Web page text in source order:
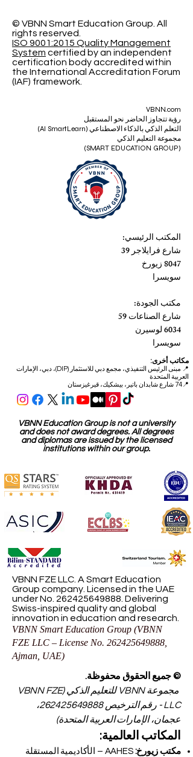
© VBNN Smart Education Group. All
rights reserved.
ISO 9001:2015 Quality Management
System certified by an independent
certification body accredited within
the International Accreditation Forum
(IAF) framework.
VBNN.com
رؤية تتجاوز الحاضر نحو المستقبل
التعلم الذكي بالذكاء الاصطناعي (AI SmartLearn)
مجموعة التعليم الذكي
(SMART EDUCATION GROUP)
المكتب الرئيسي:
شارع فرايلاجر 39
8047 زيورخ
سويسرا
مكتب الجودة:
شارع الصناعات 59
6034 لوسيرن
سويسرا
مكاتب أخرى:
📍
مبنى الرئيس التنفيذي، مجمع دبي للاستثمار (DIP)، دبي، الإمارات
العربية المتحدة
📍74 شارع شابدان باتير، بيشكيك، قيرغيزستان
VBNN Education Group is not a university
and does not award degrees. All degrees
and diplomas are issued by the licensed
institutions within our group.
VBNN FZE LLC. A Smart Education
Group company. Licensed in the UAE
under No. 262425649888. Delivering
Swiss-inspired quality and global
innovation in education and research.
VBNN Smart Education Group (VBNN
FZE LLC – License No. 262425649888
Ajman, UAE)
© جميع الحقوق محفوظة.
مجموعة VBNN للتعليم الذكي (VBNN FZE
LLC - رقم الترخيص
262425649888،
عجمان، الإمارات العربية المتحدة)
المكاتب العالمية:
مكتب زيورخ:
AAHES – الأكاديمية المستقلة